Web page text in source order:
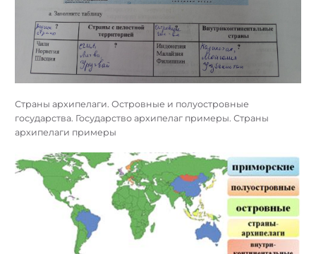
Страны архипелаги. Островные и полуостровные
государства. Государство архипелаг примеры. Страны
архипелаги примеры